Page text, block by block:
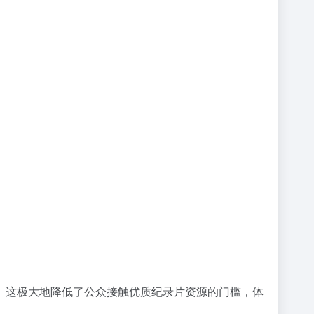
这极大地降低了公众接触优质纪录片资源的门槛，体